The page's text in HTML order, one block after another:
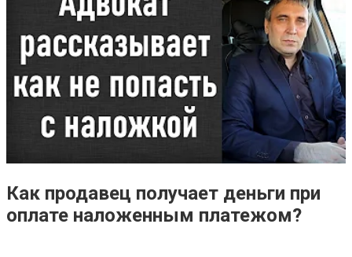
Как продавец получает деньги при
оплате наложенным платежом?